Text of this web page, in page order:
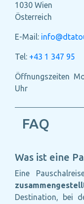
1030 Wien
Österreich
E-Mail:
Tel: +43 1 347 95
Öffnungszeiten
Uhr
FAQ
Was ist eine
Eine
Destination, bei